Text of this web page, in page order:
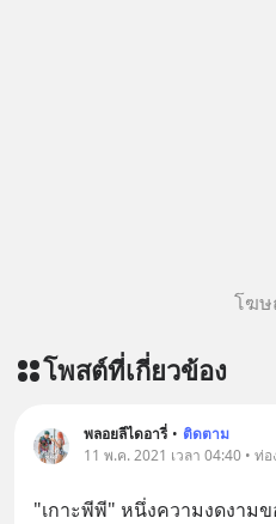
โฆ
โพสต์ที่เกี่ยวข้อง
พลอยลีไดอารี่ • ติดตาม
11 พ.ค. 2021 เวลา 04:40 • ท่อ
"เกาะพีพี" หนึ่งความงดงาม